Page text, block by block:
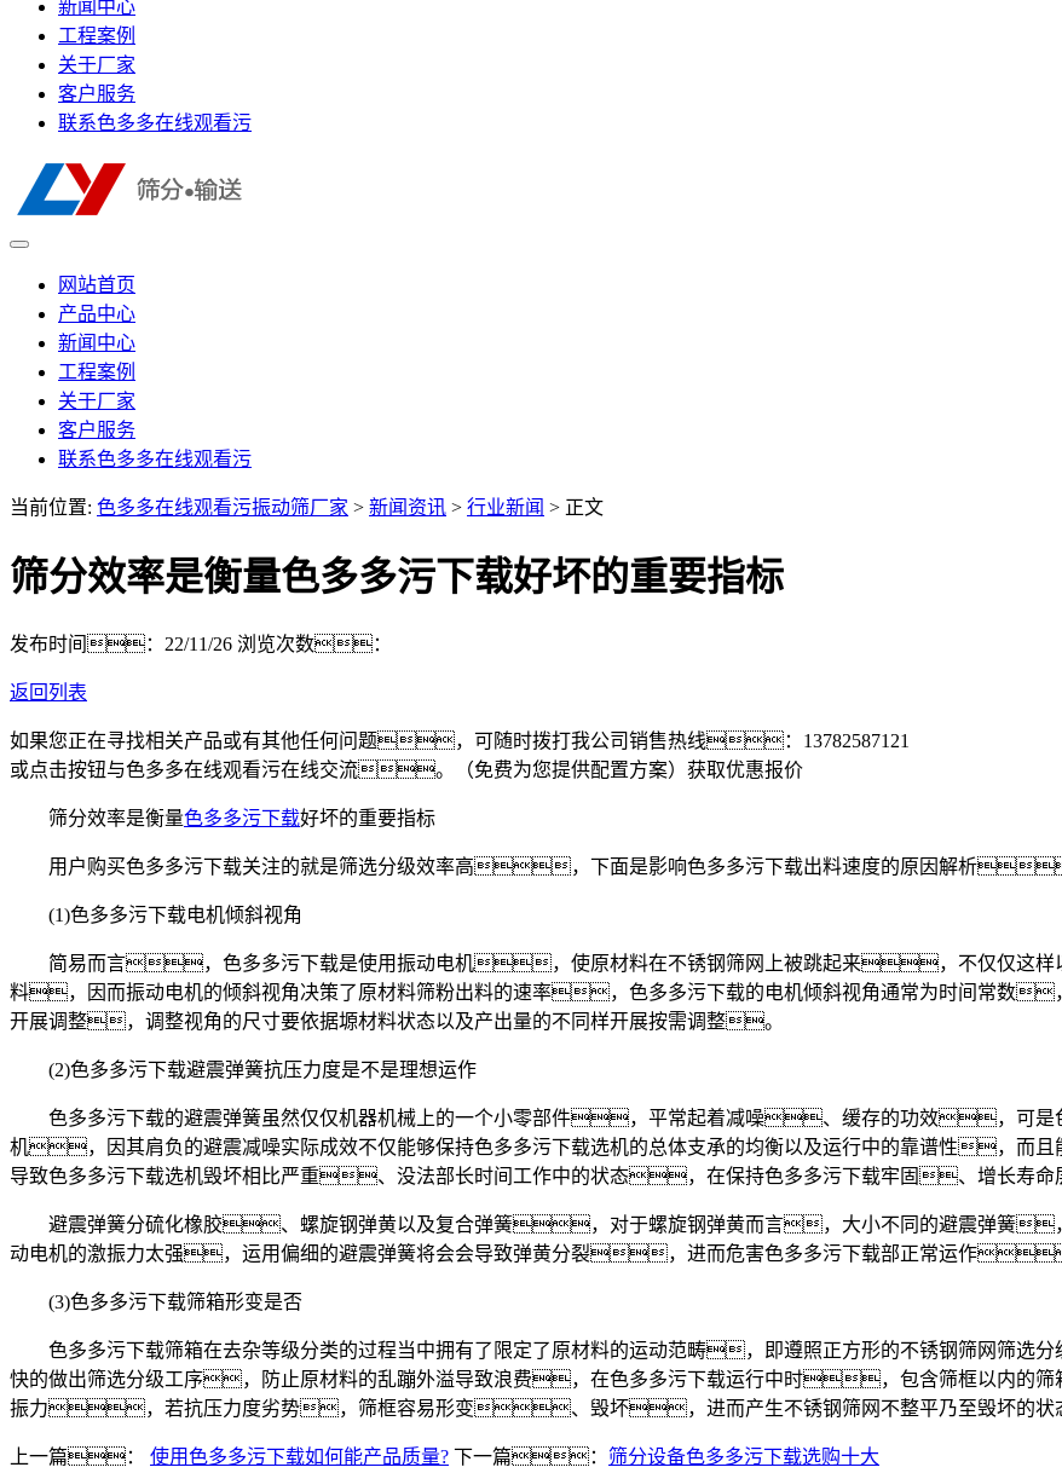
新闻中心
工程案例
关于厂家
客户服务
联系色多多在线观看污
网站首页
产品中心
新闻中心
工程案例
关于厂家
客户服务
联系色多多在线观看污
当前位置: 色多多在线观看污振动筛厂家 > 新闻资讯 > 行业新闻 > 正文
筛分效率是衡量色多多污下载好坏的重要指标
发布时间：22/11/26 浏览次数：
返回列表
如果您正在寻找相关产品或有其他任何问题，可随时拨打我公司销售热线： 13782587121
或点击按钮与色多多在线观看污在线交流。（免费为您提供配置方案） 获取优惠报价
筛分效率是衡量色多多污下载好坏的重要指标
用户购买色多多污下载关注的就是筛选分级效率高，下面是影响色多多污下载出料速度的原因解析
(1)色多多污下载电机倾斜视角
简易而言，色多多污下载是使用振动电机，使原材料在不锈钢筛网上被跳起来，不仅仅这样以
料，因而振动电机的倾斜视角决策了原材料筛粉出料的速率，色多多污下载的电机倾斜视角通常为时间常数
开展调整，调整视角的尺寸要依据塬材料状态以及产出量的不同样开展按需调整。
(2)色多多污下载避震弹簧抗压力度是不是理想运作
色多多污下载的避震弹簧虽然仅仅机器机械上的一个小零部件，平常起着减噪、缓存的功效，可是色
机，因其肩负的避震减噪实际成效不仅能够保持色多多污下载选机的总体支承的均衡以及运行中的靠谱性，而
导致色多多污下载选机毁坏相比严重、没法部长时间工作中的状态，在保持色多多污下载牢固、增长寿
避震弹簧分硫化橡胶、螺旋钢弹黄以及复合弹簧，对于螺旋钢弹黄而言，大小不同的避震弹簧
动电机的激振力太强，运用偏细的避震弹簧将会会导致弹黄分裂，进而危害色多多污下载部正常运作
(3)色多多污下载筛箱形变是否
色多多污下载筛箱在去杂等级分类的过程当中拥有了限定了原材料的运动范畴，即遵照正方形的不锈钢筛网筛选
快的做出筛选分级工序，防止原材料的乱蹦外溢导致浪费，在色多多污下载运行中时，包含筛框以内的筛
振力，若抗压力度劣势，筛框容易形变、毁坏，进而产生不锈钢筛网不整平乃至毁坏的状
上一篇： 使用色多多污下载如何能产品质量? 下一篇： 筛分设备色多多污下载选购十大